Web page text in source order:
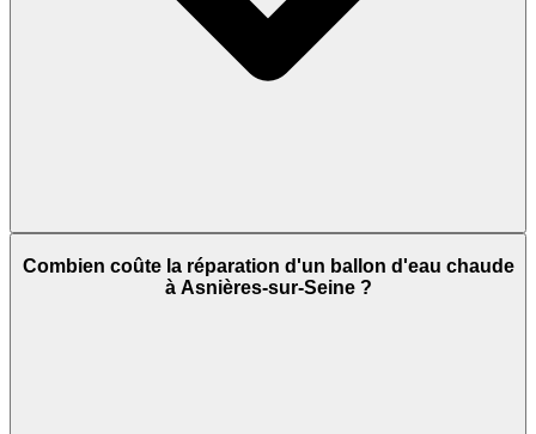
Combien coûte la réparation d'un ballon d'eau chaude
à Asnières-sur-Seine ?